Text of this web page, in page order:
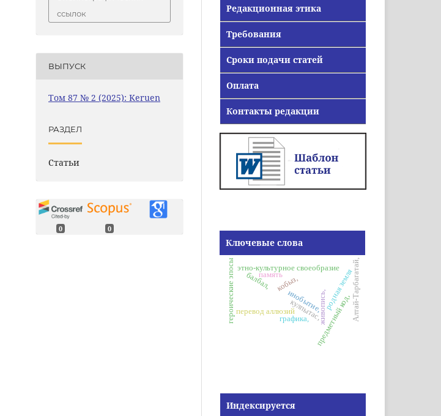
ссылок
ВЫПУСК
Том 87 № 2 (2025): Keruen
РАЗДЕЛ
Статьи
0 0
Редакционная этика
Требования
Сроки подачи статей
Оплата
Контакты редакции
Ключевые слова
живопись,
графика,
кобыз,
балбал,
кулпытас,предметный код,
инобытие,
память
перевод аллюзий
этно-культурное своеобразие Алтай-Тарбагатай,
родная земля
героические эпосы
Индексируется